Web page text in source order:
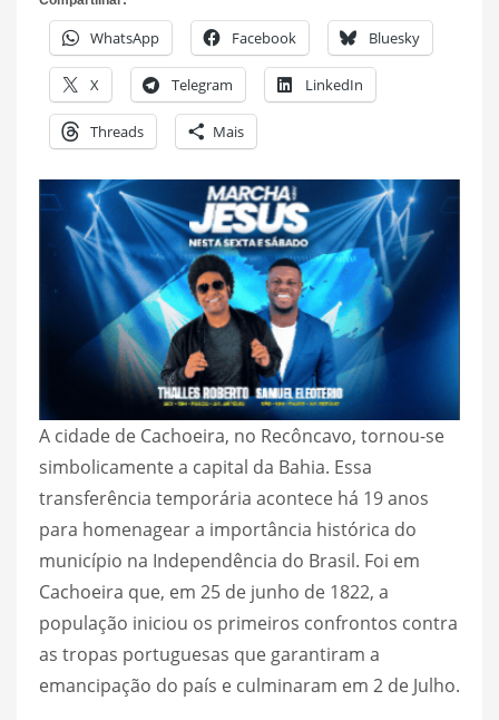
WhatsApp Facebook Bluesky
X Telegram LinkedIn
Threads Mais
A cidade de Cachoeira, no Recôncavo, tornou-se
simbolicamente a capital da Bahia. Essa
transferência temporária acontece há 19 anos
para homenagear a importância histórica do
município na Independência do Brasil. Foi em
Cachoeira que, em 25 de junho de 1822, a
população iniciou os primeiros confrontos contra
as tropas portuguesas que garantiram a
emancipação do país e culminaram em 2 de Julho.